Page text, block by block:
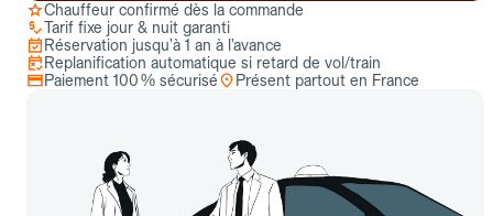
Chauffeur confirmé dès la commande
Tarif fixe jour & nuit garanti
Réservation jusqu’à 1 an à l’avance
Replanification automatique si retard de vol/train
Paiement 100 % sécurisé
Présent partout en France